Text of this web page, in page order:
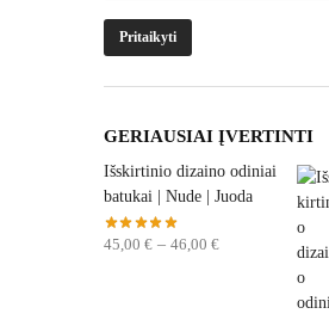
Pritaikyti
GERIAUSIAI ĮVERTINTI
Išskirtinio dizaino odiniai
batukai | Nude | Juoda
45,00 € – 46,00 €